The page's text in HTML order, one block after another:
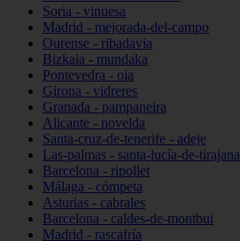
Soria - vinuesa
Madrid - mejorada-del-campo
Ourense - ribadavia
Bizkaia - mundaka
Pontevedra - oia
Girona - vidreres
Granada - pampaneira
Alicante - novelda
Santa-cruz-de-tenerife - adeje
Las-palmas - santa-lucía-de-tirajana
Barcelona - ripollet
Málaga - cómpeta
Asturias - cabrales
Barcelona - caldes-de-montbui
Madrid - rascafría